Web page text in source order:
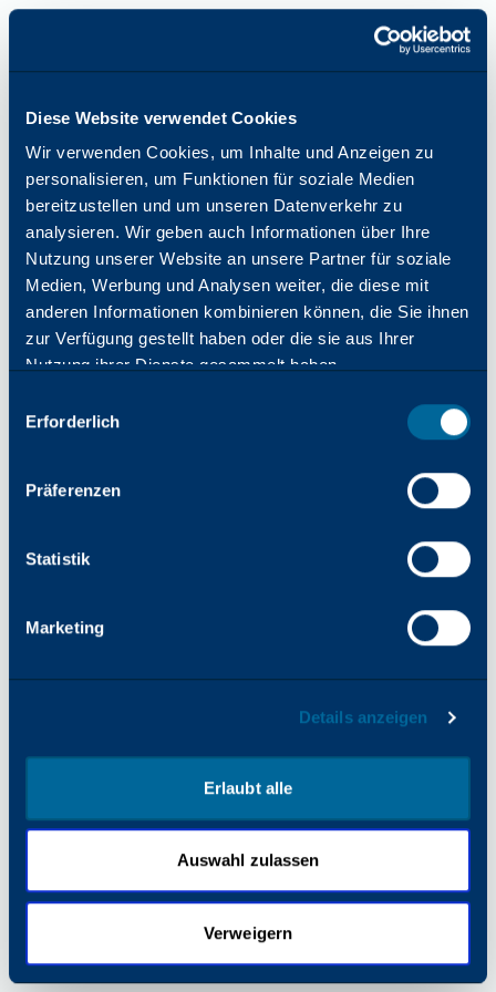
Diese Website verwendet Cookies
Wir verwenden Cookies, um Inhalte und Anzeigen zu
personalisieren, um Funktionen für soziale Medien
bereitzustellen und um unseren Datenverkehr zu
analysieren. Wir geben auch Informationen über Ihre
Nutzung unserer Website an unsere Partner für soziale
Medien, Werbung und Analysen weiter, die diese mit
anderen Informationen kombinieren können, die Sie ihnen
zur Verfügung gestellt haben oder die sie aus Ihrer
Nutzung ihrer Dienste gesammelt haben.
mitErforderlich
Präferenzen
Statistik
Marketing
Details anzeigen
Erlaubt alle
Auswahl zulassen
Verweigern
clientseitige Ausnahme aufgetreten (weitere Informationen